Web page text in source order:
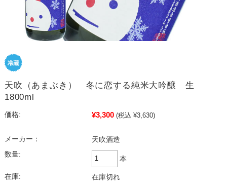
天吹（あまぶき） 冬に恋する純米大吟醸 生
1800ml
価格: ¥3,300 (税込 ¥3,630)
メーカー：
天吹酒造
数量:
本
在庫: 在庫切れ